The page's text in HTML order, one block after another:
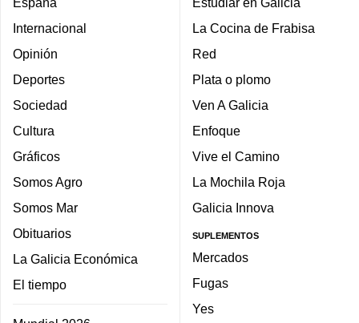
Internacional
Opinión
Deportes
Sociedad
Cultura
Gráficos
Somos Agro
Somos Mar
Obituarios
La Galicia Económica
El tiempo
La Cocina de Frabisa
Red
Plata o plomo
Ven A Galicia
Enfoque
Vive el Camino
La Mochila Roja
Galicia Innova
SUPLEMENTOS
Mercados
Fugas
Yes